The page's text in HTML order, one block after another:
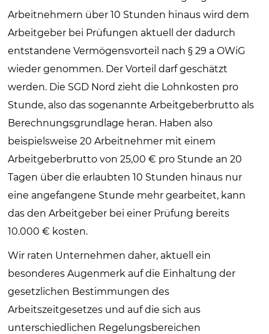
Arbeitnehmern über 10 Stunden hinaus wird dem
Arbeitgeber bei Prüfungen aktuell der dadurch
entstandene Vermögensvorteil nach § 29 a OWiG
wieder genommen. Der Vorteil darf geschätzt
werden. Die SGD Nord zieht die Lohnkosten pro
Stunde, also das sogenannte Arbeitgeberbrutto als
Berechnungsgrundlage heran. Haben also
beispielsweise 20 Arbeitnehmer mit einem
Arbeitgeberbrutto von 25,00 € pro Stunde an 20
Tagen über die erlaubten 10 Stunden hinaus nur
eine angefangene Stunde mehr gearbeitet, kann
das den Arbeitgeber bei einer Prüfung bereits
10.000 € kosten.
Wir raten Unternehmen daher, aktuell ein
besonderes Augenmerk auf die Einhaltung der
gesetzlichen Bestimmungen des
Arbeitszeitgesetzes und auf die sich aus
unterschiedlichen Regelungsbereichen